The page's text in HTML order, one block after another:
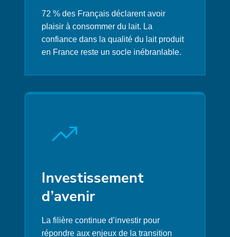
72 % des Français déclarent avoir
plaisir à consommer du lait. La
confiance dans la qualité du lait produit
en France reste un socle inébranlable.
Investissement
d’avenir
La filière continue d’investir pour
répondre aux enjeux de la transition